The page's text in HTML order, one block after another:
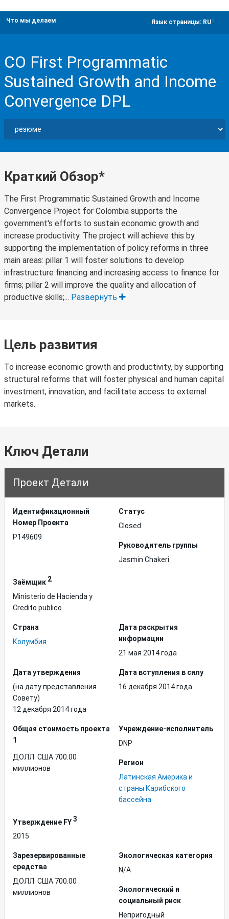
Что мы делаем Язык страницы: RU
CO First Programmatic
Sustained Growth and Income
Convergence DPL
Краткий Обзор*
The First Programmatic Sustained Growth and Income
Convergence Project for Colombia supports the
government's efforts to sustain economic growth and
increase productivity. The project will achieve this by
supporting the implementation of policy reforms in three
main areas: pillar 1 will foster solutions to develop
infrastructure financing and increasing access to finance for
firms; pillar 2 will improve the quality and allocation of
productive skills;... Развернуть
Цель развития
To increase economic growth and productivity, by supporting
structural reforms that will foster physical and human capital
investment, innovation, and facilitate access to external
markets.
Ключ Детали
Проект Детали
Идентификационный
Hомер Проекта
P149609
Статус
Closed
Руководитель группы
Jasmin Chakeri
Заёмщик 2
Ministerio de Hacienda y
Credito publico
Страна
Колумбия
Дата раскрытия
информации
21 мая 2014 года
Дата утверждения
(на дату представления
Совету)
12 декабря 2014 года
Дата вступления в силу
16 декабря 2014 года
Общая стоимость проекта
1
ДОЛЛ. США 700.00
миллионов
Учреждение-исполнитель
DNP
Регион
Латинская Америка и
страны Карибского
бассейна
Утверждение FY3
2015
Зарезервированные
средства
ДОЛЛ. США 700.00
миллионов
Экологическая категория
N/A
Экологический и
социальный риск
Непригодный